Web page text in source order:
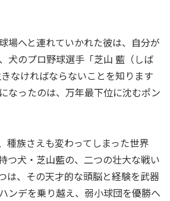
場へと連れていかれた彼は、自分が
犬のプロ野球選手「芝山 藍（しば
なければならないことを知ります
なったのは、万年最下位に沈むポン
種族さえも変わってしまった世界
つ犬・芝山藍の、二つの壮大な戦い
は、その天才的な頭脳と経験を武器
ンデを乗り越え、弱小球団を優勝へ